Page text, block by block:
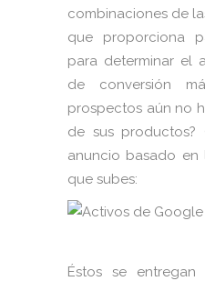
combinaciones de
que proporciona
para determinar el
de conversión
prospectos aún no
de sus productos?
anuncio basado en
que subes:
Éstos se